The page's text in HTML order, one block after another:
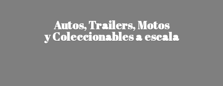
Autos, Trailers, Motos
y Coleccionablesa escala